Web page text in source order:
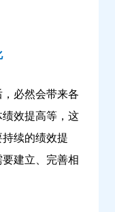
必然会带来各
效提高等，这
续的绩效提
建立、完善相